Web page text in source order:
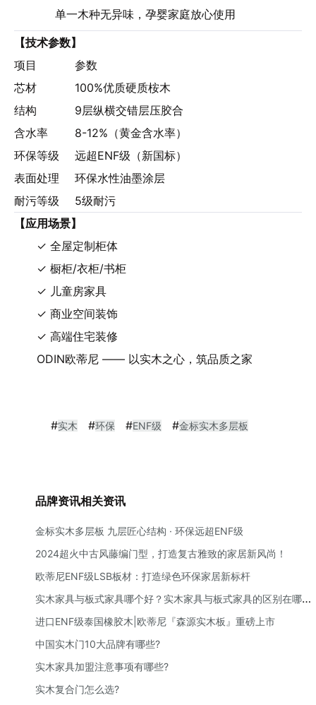
单一木种无异味，孕婴家庭放心使用
【技术参数】
项目
参数
芯材
100%优质硬质桉木
结构
9层纵横交错层压胶合
含水率
8-12%（黄金含水率）
环保等级
远超ENF级（新国标）
表面处理
环保水性油墨涂层
耐污等级
5级耐污
【应用场景】
✓ 全屋定制柜体
✓ 橱柜/衣柜/书柜
✓ 儿童房家具
✓ 商业空间装饰
✓ 高端住宅装修
ODIN欧蒂尼 —— 以实木之心，筑品质之家
#实木 #环保 #ENF级 #金标实木多层板
品牌资讯相关资讯
金标实木多层板 九层匠心结构 · 环保远超ENF级
2024超火中古风藤编门型，打造复古雅致的家居新风尚！
欧蒂尼ENF级LSB板材：打造绿色环保家居新标杆
实木家具与板式家具哪个好？实木家具与板式家具的区别在哪
里？
进口ENF级泰国橡胶木|欧蒂尼『森源实木板』重磅上市
中国实木门10大品牌有哪些?
实木家具加盟注意事项有哪些?
实木复合门怎么选?